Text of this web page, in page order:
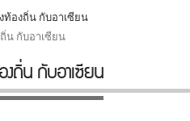
ท้องถิ่น กับอาเซียน
น กับอาเซียน
ถิ่น กับอาเซียน